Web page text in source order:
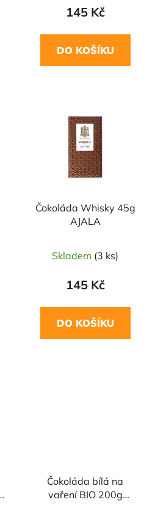
145 Kč
DO KOŠÍKU
Čokoláda Whisky 45g
AJALA
Skladem (3 ks)
145 Kč
DO KOŠÍKU
Čokoláda bílá na
vaření BIO 200g